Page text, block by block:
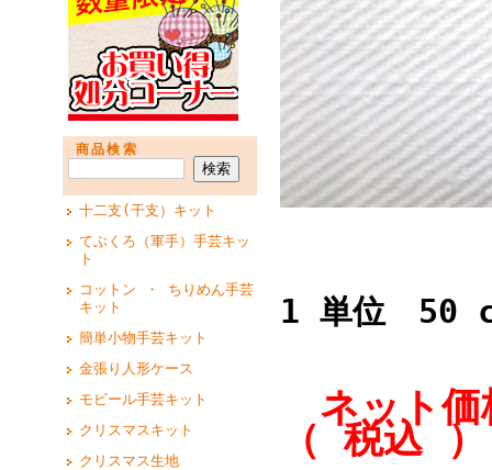
商品検索
十二支(干支）キット
てぶくろ（軍手）手芸キッ
ト
コットン ・ ちりめん手芸
キット
簡単小物手芸キット
金張り人形ケース
モビール手芸キット
クリスマスキット
クリスマス生地
1 単位 50
ネット
（ 税込 ）